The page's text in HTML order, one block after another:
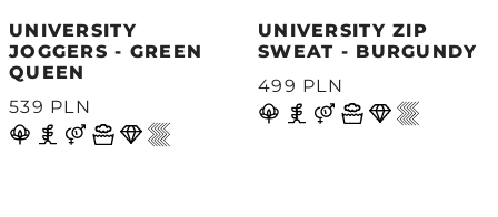
UNIVERSITY
JOGGERS - GREEN
QUEEN
539 PLN
UNIVERSITY ZIP
SWEAT - BURGUNDY
499 PLN